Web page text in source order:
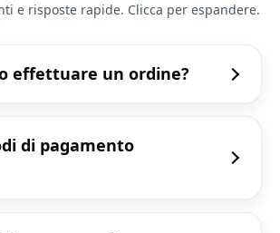
e risposte rapide. Clicca per espandere.
effettuare un ordine?
di pagamento